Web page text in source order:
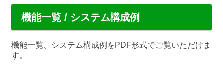
機能一覧 / システム構成例
機能一覧、システム構成例をPDF形式でご覧いただけま
す。